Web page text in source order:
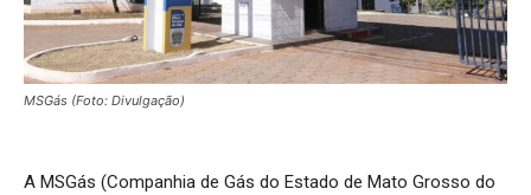
MSGás (Foto: Divulgação)
A MSGás (Companhia de Gás do Estado de Mato Grosso do